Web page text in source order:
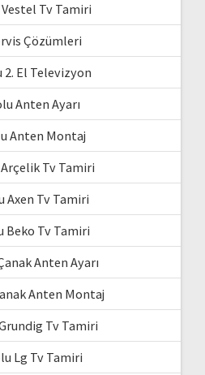
Tv Tamiri
Çözümleri
2. El Televizyon
Anten Ayarı
Anten Montaj
Tv Tamiri
Axen Tv Tamiri
Beko Tv Tamiri
Anten Ayarı
Anten Montaj
Tv Tamiri
Lg Tv Tamiri